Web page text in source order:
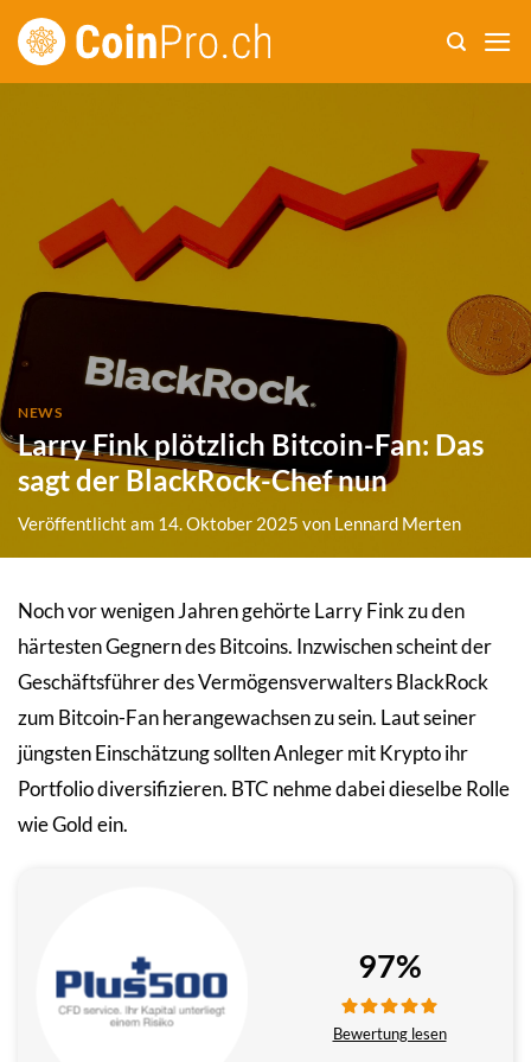
Zum
Inhalt
NEWS
Larry Fink plötzlich Bitcoin-Fan: Das
sagt der BlackRock-Chef nun
Veröffentlicht am 14. Oktober 2025 von Lennard Merten
Noch vor wenigen Jahren gehörte Larry Fink zu den
härtesten Gegnern des Bitcoins. Inzwischen scheint der
Geschäftsführer des Vermögensverwalters BlackRock
zum Bitcoin-Fan herangewachsen zu sein. Laut seiner
jüngsten Einschätzung sollten Anleger mit Krypto ihr
Portfolio diversifizieren. BTC nehme dabei dieselbe Rolle
wie Gold ein.
97%
Bewertung lesen